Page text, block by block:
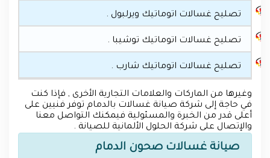
تصليح غسالات اتوماتيك ويرلبول .
تصليح غسالات اتوماتيك توشيبا .
تصليح غسالات اتوماتيك شارب .
وغيرها من الماركات والعلامات التجارية الأخرى , فإذا كنت
في حاجة إلى شركة صيانة غسالات بالدمام توفر فنيين على
أعلى قدر من الخبرة والمسئولية فيمكنك التواصل معنا
والإتصال على شركة الحلول الألمانية للصيانة .
صيانة غسالات صحون الدمام